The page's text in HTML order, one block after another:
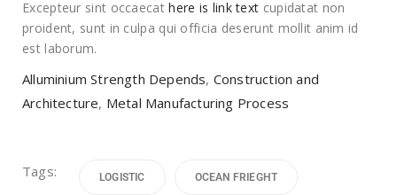
Excepteur sint occaecathere is link text cupidatat non
proident, sunt in culpa qui officia deserunt mollit anim id
est laborum.
Alluminium Strength Depends, Construction and
Architecture, Metal Manufacturing Process
Tags: LOGISTIC OCEAN FRIEGHT